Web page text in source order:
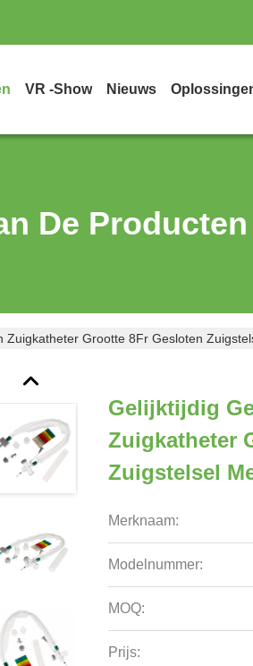
VR -show Nieuws
De Producten
Zuigkatheter Grootte 8Fr Gesloten
Gelijktijdig
Zuigkatheter
Zuigstelsel
Merknaam:
Modelnummer:
MOQ:
Prijs: